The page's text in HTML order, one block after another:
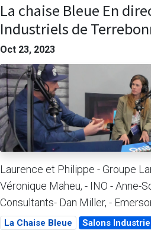
La chaise Bleue En
Industriels de
Oct 23, 2023
Laurence et Philippe - Groupe
Véronique Maheu, - INO - Anne-
Consultants- Dan Miller, -
La Chaise Bleue Salons